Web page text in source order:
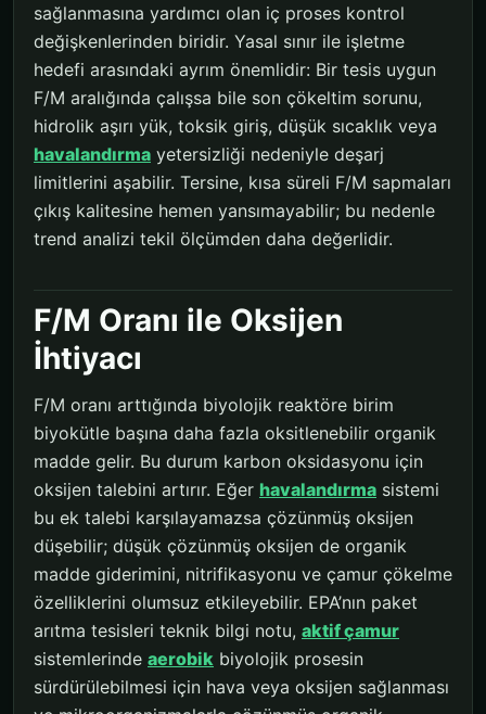
sağlanmasına yardımcı olan iç proses kontrol
değişkenlerinden biridir. Yasal sınır ile işletme
hedefi arasındaki ayrım önemlidir: Bir tesis uygun
F/M aralığında çalışsa bile son çökeltim sorunu,
hidrolik aşırı yük, toksik giriş, düşük sıcaklık veya
havalandırma yetersizliği nedeniyle deşarj
limitlerini aşabilir. Tersine, kısa süreli F/M sapmaları
çıkış kalitesine hemen yansımayabilir; bu nedenle
trend analizi tekil ölçümden daha değerlidir.
F/M Oranı ile Oksijen
İhtiyacı
F/M oranı arttığında biyolojik reaktöre birim
biyokütle başına daha fazla oksitlenebilir organik
madde gelir. Bu durum karbon oksidasyonu için
oksijen talebini artırır. Eğer havalandırma sistemi
bu ek talebi karşılayamazsa çözünmüş oksijen
düşebilir; düşük çözünmüş oksijen de organik
madde giderimini, nitrifikasyonu ve çamur çökelme
özelliklerini olumsuz etkileyebilir. EPA’nın paket
arıtma tesisleri teknik bilgi notu, aktif çamur
sistemlerinde aerobik biyolojik prosesin
sürdürülebilmesi için hava veya oksijen sağlanması